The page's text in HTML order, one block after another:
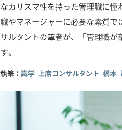
なカリスマ性を持った管理職に
職やマネージャーに必要な素質
サルタントの筆者が、「管理職
す。
執筆： 識学 上席コンサルタント 橋本